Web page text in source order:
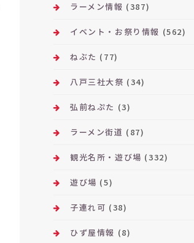
ラーメン情報 (387)
イベント・お祭り情報 (562)
ねぶた (77)
八戸三社大祭 (34)
弘前ねぷた (3)
ラーメン街道 (87)
観光名所・遊び場 (332)
遊び場 (5)
子連れ可 (38)
ひず屋情報 (8)